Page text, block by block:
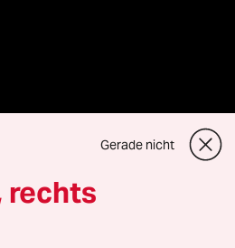
Gerade nicht
rechts